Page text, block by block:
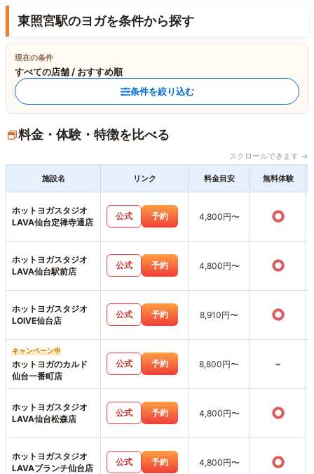
東照宮駅のヨガを条件から探す
現在の条件
すべての店舗 / おすすめ順
条件を絞り込む
料金・体験・特徴を比べる
スクロールできます →
施設名 リンク 料金目安 無料体験
ホットヨガスタジオ
LAVA仙台定禅寺通店
公式 予約 4,800円〜 ○
ホットヨガスタジオ
LAVA仙台駅前店
公式 予約 4,800円〜 ○
ホットヨガスタジオ
LOIVE仙台店
公式 予約 8,910円〜 ○
キャンペーン中
ホットヨガのカルド
仙台一番町店
公式 予約 8,800円〜 -
ホットヨガスタジオ
LAVA仙台松森店
公式 予約 4,800円〜 ○
ホットヨガスタジオ
LAVAブランチ仙台店
公式 予約 4,800円〜 ○